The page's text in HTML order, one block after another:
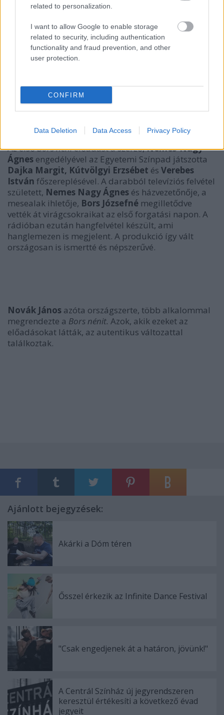
related to personalization.
I want to allow Google to enable storage
related to security, including authentication
functionality and fraud prevention, and other
user protection.
CONFIRM
Data Deletion Data Access Privacy Policy
Az elsőBors nénielőadást a szerző,Nemes-Nagy
Ágnes engedélyével az Egyetemi Színpad játszotta
Dajka Margit, Kútvölgyi Erzsébet és Verebes
István főszereplésével. A darabból televíziós felvétel
született, Nemes Nagy Ágnes és házvezetőnője, a
mesealak ihletője, Bors Józsefné megilletődve
vették át virágcsokraikat az első forgatási napon. A
rádióban ezután hangfelvétel készült, ami
hanglemezen is megjelent. A produkció így vált
országosan is ismertté és népszerűvé.
Novák János azóta országszerte, több alkalommal
megrendezte a Bors nénit. Azok, akik ezeket az
előadásokat látták, az autentikus változattal
találkoztak.
Ajánlott bejegyzések:
Akárki a Dóm téren
Ősszel érkezik az Infinite Dance Festival
"Csak engedjenek át a határon, jövünk!"
A Centrál Színház új jegyrendszeren
keresztül értékesíti a következő évad
jegyeit